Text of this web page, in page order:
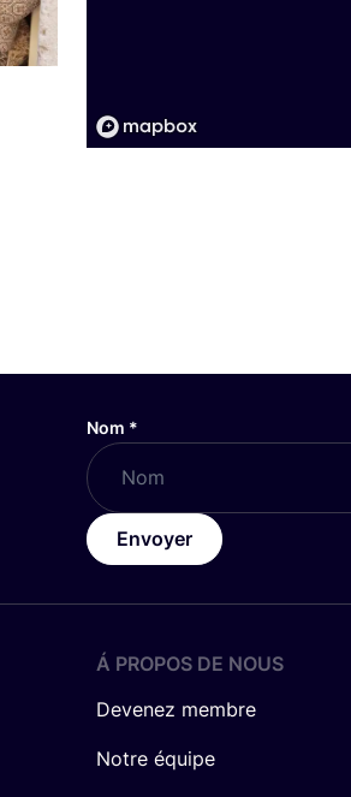
Nom *
Envoyer
Á PROPOS DE NOUS
Devenez membre
Notre équipe